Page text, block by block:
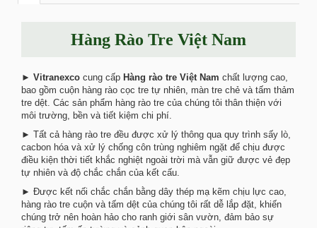
Hàng Rào Tre Việt Nam
► Vitranexco cung cấp Hàng rào tre Việt Nam chất lượng cao,
bao gồm cuộn hàng rào cọc tre tự nhiên, màn tre chẻ và tấm thảm
tre dệt. Các sản phẩm hàng rào tre của chúng tôi thân thiện với
môi trường, bền và tiết kiệm chi phí.
► Tất cả hàng rào tre đều được xử lý thông qua quy trình sấy lò,
cacbon hóa và xử lý chống côn trùng nghiêm ngặt để chịu được
điều kiện thời tiết khắc nghiệt ngoài trời mà vẫn giữ được vẻ đẹp
tự nhiên và độ chắc chắn của kết cấu.
► Được kết nối chắc chắn bằng dây thép mạ kẽm chịu lực cao,
hàng rào tre cuộn và tấm dệt của chúng tôi rất dễ lắp đặt, khiến
chúng trở nên hoàn hảo cho ranh giới sân vườn, đảm bảo sự